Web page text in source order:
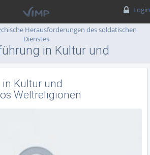
Login
Herausforderungen des soldatischen
Dienstes
in Kultur und
Ethos
Weltreligionen
Kultur und
Weltreligionen